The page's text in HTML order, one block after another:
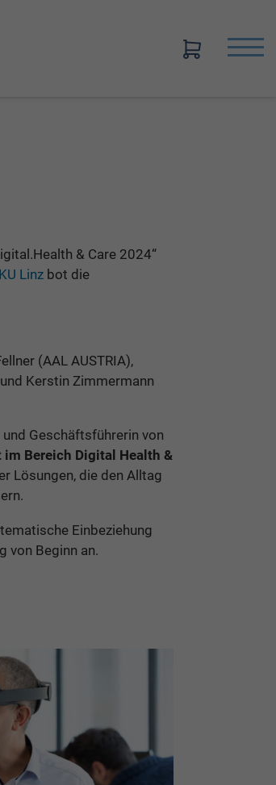
& Care 2024“
Linz bot die
(AAL AUSTRIA),
Kerstin Zimmermann
Geschäftsführerin von
im Bereich Digital Health &
Lösungen, die den Alltag
Einbeziehung
von Beginn an.